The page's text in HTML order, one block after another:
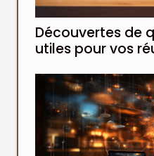
Découvertes de
utiles pour vos